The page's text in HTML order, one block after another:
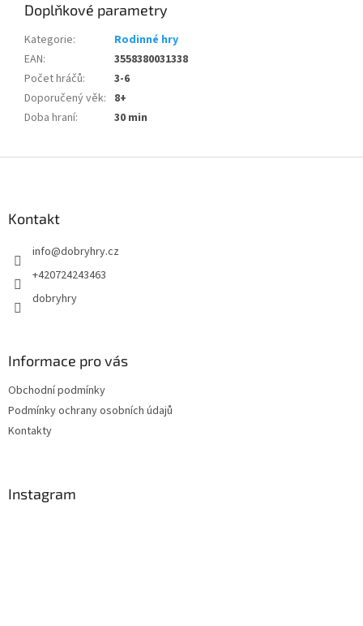
Doplňkové parametry
Kategorie:
Rodinné hry
EAN:
3558380031338
Počet hráčů:
3-6
Doporučený věk: 8+
Doba hraní: 30 min
Kontakt
info@dobryhry.cz
+420724243463
dobryhry
Informace pro vás
Obchodní podmínky
Podmínky ochrany osobních údajů
Kontakty
Instagram